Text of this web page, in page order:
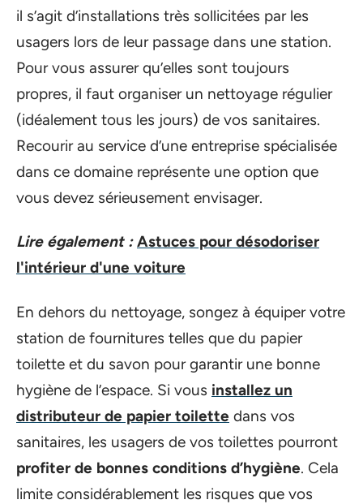
il s’agit d’installations très sollicitées par les
usagers lors de leur passage dans une station.
Pour vous assurer qu’elles sont toujours
propres, il faut organiser un nettoyage régulier
(idéalement tous les jours) de vos sanitaires.
Recourir au service d’une entreprise spécialisée
dans ce domaine représente une option que
vous devez sérieusement envisager.
Lire également : Astuces pour désodoriser
l'intérieur d'une voiture
En dehors du nettoyage, songez à équiper votre
station de fournitures telles que du papier
toilette et du savon pour garantir une bonne
hygiène de l’espace. Si vous installez un
distributeur de papier toilette dans vos
sanitaires, les usagers de vos toilettes pourront
profiter de bonnes conditions d’hygiène. Cela
limite considérablement les risques que vos